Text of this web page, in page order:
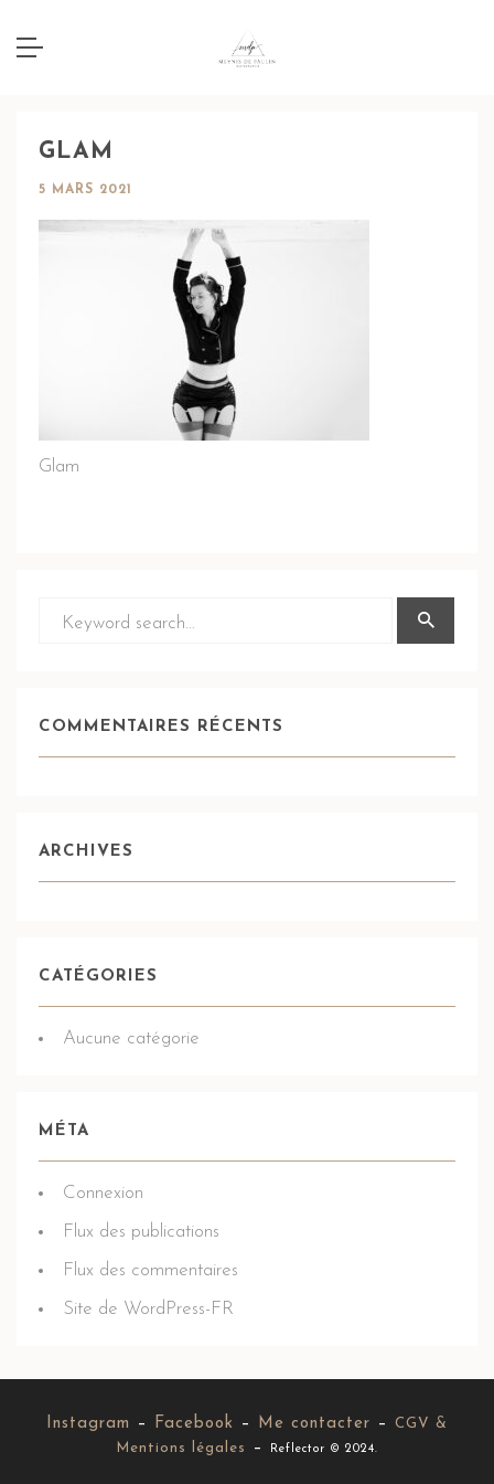
GLAM
5 MARS 2021
Glam
COMMENTAIRES RÉCENTS
ARCHIVES
CATÉGORIES
Aucune catégorie
MÉTA
Connexion
Flux des publications
Flux des commentaires
Site de WordPress-FR
Instagram – Facebook – Me contacter – CGV &
Mentions légales
– Reflector © 2024.